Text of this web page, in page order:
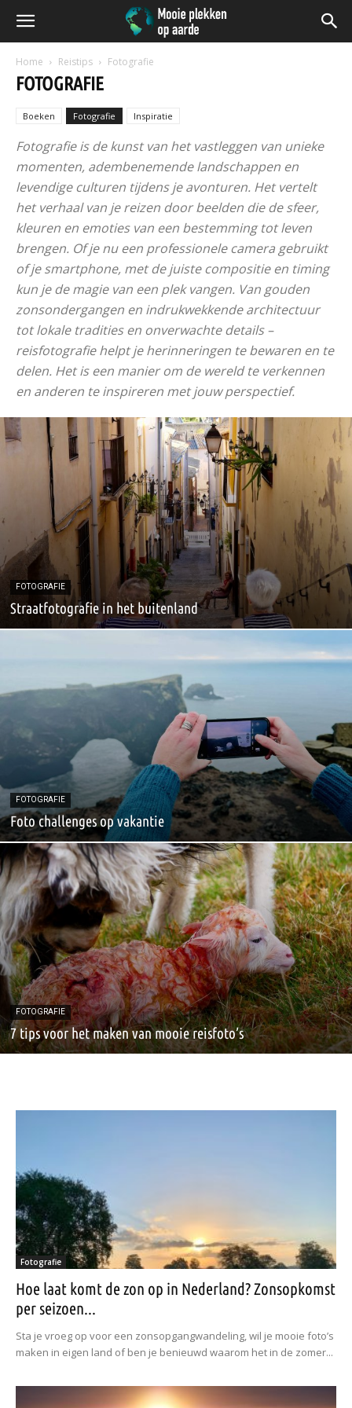
Home Reistips Fotografie
FOTOGRAFIE
Boeken Fotografie Inspiratie
Fotografie is de kunst van het vastleggen van unieke
momenten, adembenemende landschappen en
levendige culturen tijdens je avonturen. Het vertelt
het verhaal van je reizen door beelden die de sfeer,
kleuren en emoties van een bestemming tot leven
brengen. Of je nu een professionele camera gebruikt
of je smartphone, met de juiste compositie en timing
kun je de magie van een plek vangen. Van gouden
zonsondergangen en indrukwekkende architectuur
tot lokale tradities en onverwachte details –
reisfotografie helpt je herinneringen te bewaren en te
delen. Het is een manier om de wereld te verkennen
en anderen te inspireren met jouw perspectief.
FOTOGRAFIE
Straatfotografie in het buitenland
FOTOGRAFIE
Foto challenges op vakantie
FOTOGRAFIE
7 tips voor het maken van mooie reisfoto’s
Fotografie
Hoe laat komt de zon op in Nederland? Zonsopkomst
per seizoen...
Sta je vroeg op voor een zonsopgangwandeling, wil je mooie foto’s
maken in eigen land of ben je benieuwd waarom het in de zomer...